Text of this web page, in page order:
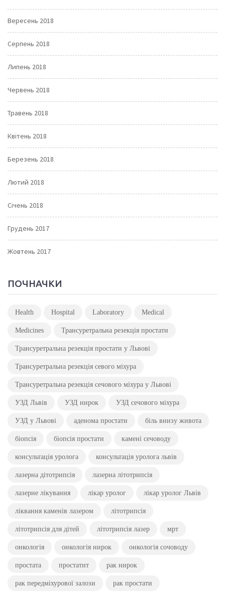
Вересень 2018
Серпень 2018
Липень 2018
Червень 2018
Травень 2018
Квітень 2018
Березень 2018
Лютий 2018
Січень 2018
Грудень 2017
Жовтень 2017
ПОЧНАЧКИ
Health Hospital Laboratory Medical
Medicines Трансуретральна резекція простати
Трансуретральна резекція простати у Львові
Трансуретральна резекція севого міхура
Трансуретральна резекція сечового міхура у Львові
УЗД Львів УЗД нирок УЗД сечового міхура
УЗД у Львові аденома простати біль внизу живота
біопсія біопсія простати камені сечоводу
консультація уролога консультація уролога львів
лазерна дітотрипсія лазерна літотрипсія
лазерне лікування лікар уролог лікар уролог Львів
ліквання каменів лазером літотрипсія
літотрипсія для дітей літотрипсія лазер мрт
онкологія онкологія нирок онкологія сочоводу
простата простатит рак нирок
рак передміхурової залози рак простати